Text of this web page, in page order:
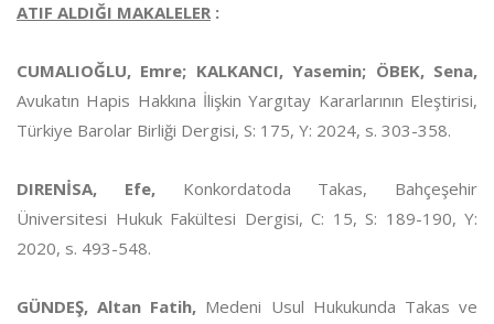
ATIF ALDIĞI MAKALELER :
CUMALIOĞLU, Emre; KALKANCI, Yasemin; ÖBEK, Sena,
Avukatın Hapis Hakkına İlişkin Yargıtay Kararlarının Eleştirisi,
Türkiye Barolar Birliği Dergisi, S: 175, Y: 2024, s. 303-358.
DIRENİSA, Efe, Konkordatoda Takas, Bahçeşehir
Üniversitesi Hukuk Fakültesi Dergisi, C: 15, S: 189-190, Y:
2020, s. 493-548.
GÜNDEŞ, Altan Fatih, Medeni Usul Hukukunda Takas ve